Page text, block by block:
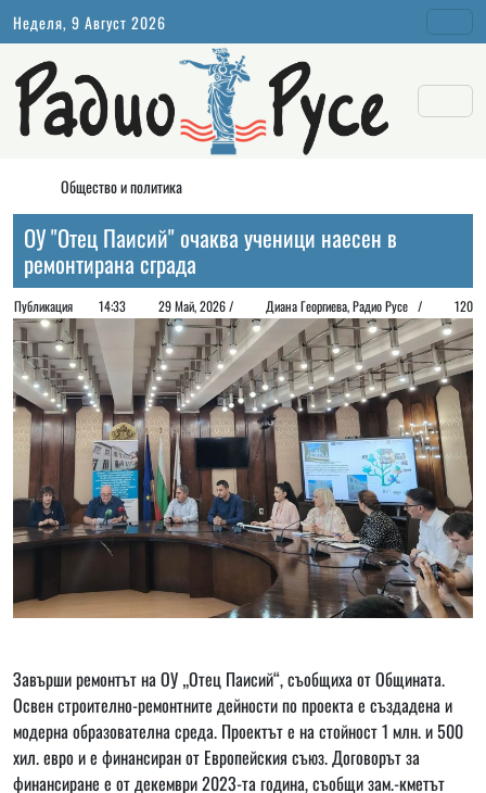
Неделя, 9 Август 2026
Общество и политика
ОУ "Отец Паисий" очаква ученици наесен в
ремонтирана сграда
Публикация 14:33 29 Май, 2026 / Диана Георгиeва, Радио Русе / 120
Завърши ремонтът на ОУ „Отец Паисий“, съобщиха от Общината.
Освен строително-ремонтните дейности по проекта е създадена и
модерна образователна среда. Проектът е на стойност 1 млн. и 500
хил. евро и е финансиран от Европейския съюз. Договорът за
финансиране е от декември 2023-та година, съобщи зам.-кметът